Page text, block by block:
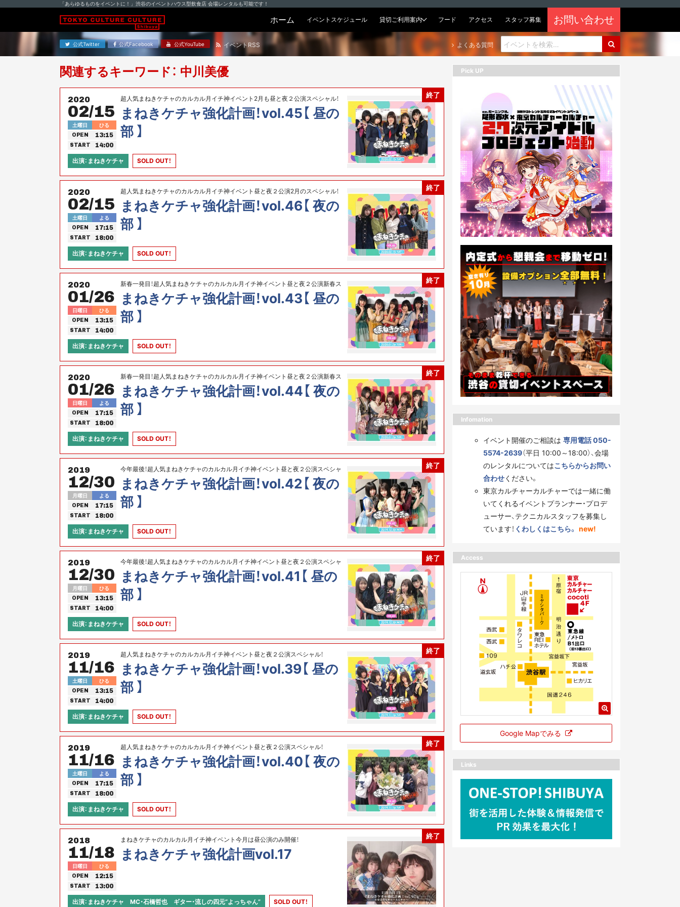
「あらゆるものをイベントに！」渋谷のイベントハウス型飲食店 会場レンタルも可能です！
ホーム イベントスケジュール 貸切ご利用案内 フード アクセス スタッフ募集 お問い合わせ
公式Twitter 公式Facebook 公式YouTube イベントRSS よくある質問
関連するキーワード： 中川美優
終了
2020
02/15
土曜日 ひる
OPEN 13:15
START 14:00
超人気まねきケチャのカルカル月イチ神イベント2月も昼と夜２公演スペシャル！
まねきケチャ強化計画！vol.45【 昼の
部 】
出演：まねきケチャ SOLD OUT！
終了
2020
02/15
土曜日 よる
OPEN 17:15
START 18:00
超人気まねきケチャのカルカル月イチ神イベント昼と夜２公演2月のスペシャル！
まねきケチャ強化計画！vol.46【 夜の
部 】
出演：まねきケチャ SOLD OUT！
終了
2020
01/26
日曜日 ひる
OPEN 13:15
START 14:00
新春一発目！超人気まねきケチャのカルカル月イチ神イベント昼と夜２公演新春ス
ペシャル！
まねきケチャ強化計画！vol.43【 昼の
部 】
出演：まねきケチャ SOLD OUT！
終了
2020
01/26
日曜日 よる
OPEN 17:15
START 18:00
新春一発目！超人気まねきケチャのカルカル月イチ神イベント昼と夜２公演新春ス
ペシャル！
まねきケチャ強化計画！vol.44【 夜の
部 】
出演：まねきケチャ SOLD OUT！
終了
2019
12/30
月曜日 よる
OPEN 17:15
START 18:00
今年最後！超人気まねきケチャのカルカル月イチ神イベント昼と夜２公演スペシャ
ル！
まねきケチャ強化計画！vol.42【 夜の
部 】
出演：まねきケチャ SOLD OUT！
終了
2019
12/30
月曜日 ひる
OPEN 13:15
START 14:00
今年最後！超人気まねきケチャのカルカル月イチ神イベント昼と夜２公演スペシャ
ル！
まねきケチャ強化計画！vol.41【 昼の
部 】
出演：まねきケチャ SOLD OUT！
終了
2019
11/16
土曜日 ひる
OPEN 13:15
START 14:00
超人気まねきケチャのカルカル月イチ神イベント昼と夜２公演スペシャル！
まねきケチャ強化計画！vol.39【 昼の
部 】
出演：まねきケチャ SOLD OUT！
終了
2019
11/16
土曜日 よる
OPEN 17:15
START 18:00
超人気まねきケチャのカルカル月イチ神イベント昼と夜２公演スペシャル！
まねきケチャ強化計画！vol.40【 夜の
部 】
出演：まねきケチャ SOLD OUT！
終了
2018
11/18
日曜日 ひる
OPEN 12:15
START 13:00
まねきケチャのカルカル月イチ神イベント今月は昼公演のみ開催！
まねきケチャ強化計画vol.17
出演：まねきケチャ MC・石橋哲也 ギター・流しの四元“よっちゃん” SOLD OUT！
Pick UP
Infomation
イベント開催のご相談は 専用電話 050-
5574-2639（平日 10:00～18:00）、会場
のレンタルについてはこちらからお問い
合わせください。
東京カルチャーカルチャーでは一緒に働
いてくれるイベントプランナー・プロデ
ューサー、テクニカルスタッフを募集し
ています！ くわしくはこちら。 new!
Access
Google Mapでみる
Links